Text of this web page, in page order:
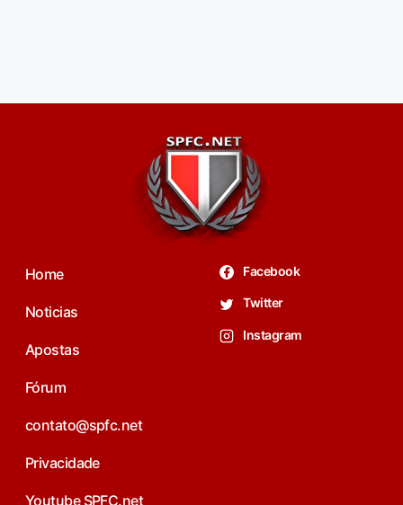
Home
Noticias
Apostas
Fórum
contato@spfc.net
Privacidade
Youtube SPFC.net
Facebook
Twitter
Instagram